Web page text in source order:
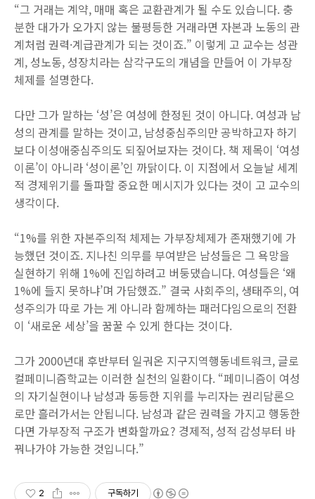
“그 거래는 계약, 매매 혹은 교환관계가 될 수도 있습니다. 충
분한 대가가 오가지 않는 불평등한 거래라면 자본과 노동의 관
계처럼 권력·계급관계가 되는 것이죠.” 이렇게 고 교수는 성관
계, 성노동, 성장치라는 삼각구도의 개념을 만들어 이 가부장
체제를 설명한다.
다만 그가 말하는 ‘성’은 여성에 한정된 것이 아니다. 여성과 남
성의 관계를 말하는 것이고, 남성중심주의만 공박하고자 하기
보다 이성애중심주의도 되짚어보자는 것이다. 책 제목이 ‘여성
이론’이 아니라 ‘성이론’인 까닭이다. 이 지점에서 오늘날 세계
적 경제위기를 돌파할 중요한 메시지가 있다는 것이 고 교수의
생각이다.
“1%를 위한 자본주의적 체제는 가부장체제가 존재했기에 가
능했던 것이죠. 지나친 의무를 부여받은 남성들은 그 욕망을
실현하기 위해 1%에 진입하려고 버둥댔습니다. 여성들은 ‘왜
1%에 들지 못하냐’며 가담했죠.” 결국 사회주의, 생태주의, 여
성주의가 따로 가는 게 아니라 함께하는 패러다임으로의 전환
이 ‘새로운 세상’을 꿈꿀 수 있게 한다는 것이다.
그가 2000년대 후반부터 일궈온 지구지역행동네트워크, 글로
컬페미니즘학교는 이러한 실천의 일환이다. “페미니즘이 여성
의 자기실현이나 남성과 동등한 지위를 누리자는 권리담론으
로만 흘러가서는 안됩니다. 남성과 같은 권력을 가지고 행동한
다면 가부장적 구조가 변화할까요? 경제적, 성적 감성부터 바
꿔나가야 가능한 것입니다.”
2 구독하기